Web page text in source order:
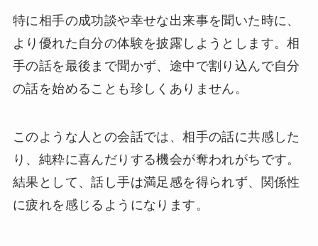
特に相手の成功談や幸せな出来事を聞いた時に、
より優れた自分の体験を披露しようとします。相
手の話を最後まで聞かず、途中で割り込んで自分
の話を始めることも珍しくありません。
このような人との会話では、相手の話に共感した
り、純粋に喜んだりする機会が奪われがちです。
結果として、話し手は満足感を得られず、関係性
に疲れを感じるようになります。